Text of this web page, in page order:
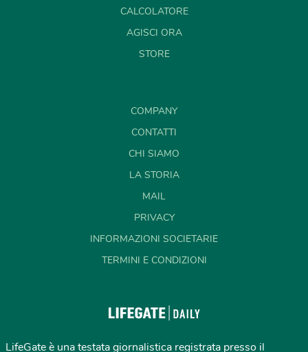
CALCOLATORE
AGISCI ORA
STORE
COMPANY
CONTATTI
CHI SIAMO
LA STORIA
MAIL
PRIVACY
INFORMAZIONI SOCIETARIE
TERMINI E CONDIZIONI
LifeGate è una testata giornalistica registrata presso il